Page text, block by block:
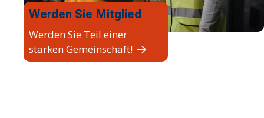
Werden Sie Mitglied
Werden Sie Teil einer
starken Gemeinschaft!